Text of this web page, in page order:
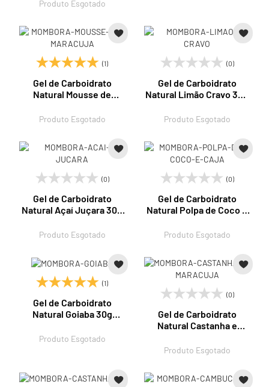
Produto Esgotado
(1)
Gel de Carboidrato
Natural Mousse de
Produto Esgotado
(0)
Gel de Carboidrato
Natural Limão Cravo 30g
Produto Esgotado
(0)
Gel de Carboidrato
Natural Açaí Juçara 30g
Produto Esgotado
(0)
Gel de Carboidrato
Natural Polpa de Coco e
Produto Esgotado
(1)
Gel de Carboidrato
Natural Goiaba 30g
Produto Esgotado
(0)
Gel de Carboidrato
Natural Castanha e
Produto Esgotado